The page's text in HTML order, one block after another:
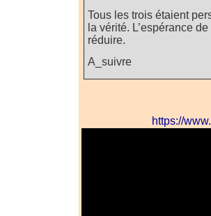
Tous les trois étaient
la vérité. L’espérance
réduire.
A_suivre
https://